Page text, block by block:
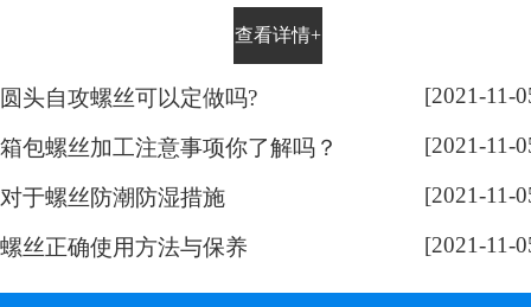
设备手表上的小螺丝。不知道大家
平时有没有留意，手表螺丝大部分
奇，跟随小编脚步来带大家了解一
下： 手表螺丝属于精密螺丝，之所
工方式决定的。手表精密螺丝，是
采用车加工出来的，头部...
查看详情+
圆头自攻螺丝可以定做吗? [2021-11-
箱包螺丝加工注意事项你了解吗？ [2021-11-
对于螺丝防潮防湿措施 [2021-11-
螺丝正确使用方法与保养 [2021-11-